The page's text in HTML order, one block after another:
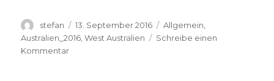
Autor
stefan
Veröffentlicht
am
13. September 2016 Kategorien
Allgemein
Australien_2016 ,West Australien
Schreibe einen
Kommentarzu